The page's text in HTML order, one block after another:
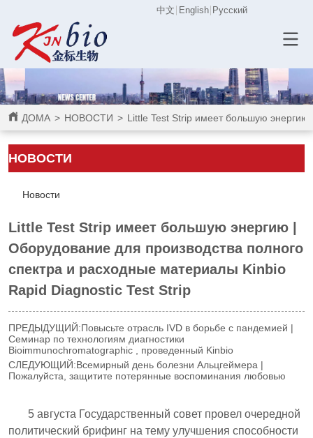
中文 English Русский
ДОМА > НОВОСТИ > Little Test Strip имеет большую энергию
НОВОСТИ
Новости
Little Test Strip имеет большую энергию |
Оборудование для производства полного
спектра и расходные материалы Kinbio
Rapid Diagnostic Test Strip
ПРЕДЫДУЩИЙ:Повысьте отрасль IVD в борьбе с пандемией |
Семинар по технологиям диагностики
Bioimmunochromatographic , проведенный Kinbio
СЛЕДУЮЩИЙ:Всемирный день болезни Альцгеймера |
Пожалуйста, защитите потерянные воспоминания любовью